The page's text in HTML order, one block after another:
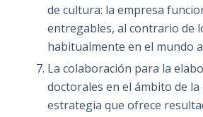
de cultura: la empresa
entregables, al contrario de
habitualmente en el mundo
La colaboración para la
doctorales en el ámbito de
estrategia que ofrece